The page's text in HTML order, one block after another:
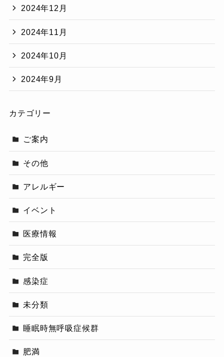
2024年12月
2024年11月
2024年10月
2024年9月
カテゴリー
ご案内
その他
アレルギー
イベント
医療情報
完全版
感染症
未分類
睡眠時無呼吸症候群
肥満